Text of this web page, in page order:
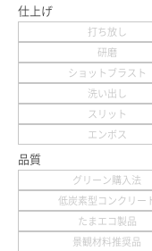
仕上げ
打ち放し
研磨
ショットブラスト
洗い出し
スリット
エンボス
品質
グリーン購入法
低炭素型コンクリー
たまエコ製品
景観材料推奨品